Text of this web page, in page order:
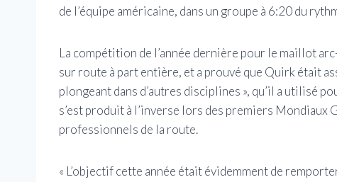
de l’équipe américaine, dans un groupe à 6:20 du
La compétition de l’année dernière pour le maillot
sur route à part entière, et a prouvé que Quirk était
plongeant dans d’autres disciplines », qu’il a utilisé
s’est produit à l’inverse lors des premiers
professionnels de la route.
« L’objectif cette année était évidemment de